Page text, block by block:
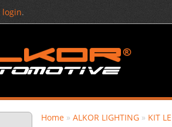
login.
Home » ALKOR LIGHTING » KIT